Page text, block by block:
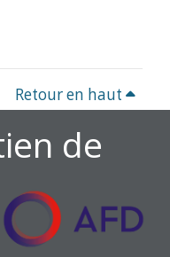
Retour en haut
de